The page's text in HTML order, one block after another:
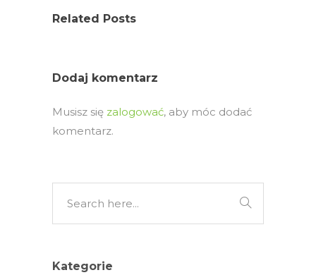
Related Posts
Dodaj komentarz
Musisz się zalogować, aby móc dodać
komentarz.
Kategorie